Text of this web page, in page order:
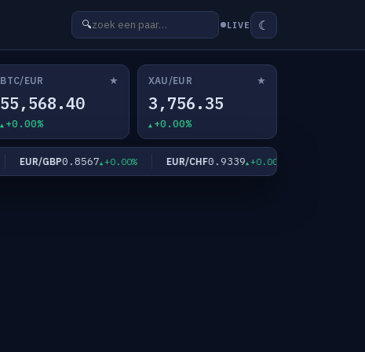
🔍 LIVE ☾
BTC/EUR ★
55,568.40
+0.00%
XAU/EUR ★
3,756.35
+0.00%
EUR/GBP0.8567 +0.00% EUR/CHF0.9339 +0.00%